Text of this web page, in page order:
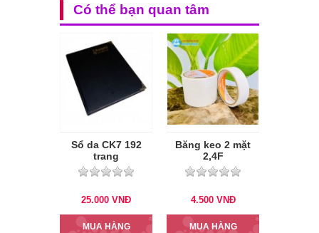
Có thể bạn quan tâm
Sổ da CK7 192
trang
25.000 VNĐ
MUA HÀNG
Băng keo 2 mặt
2,4F
4.500 VNĐ
MUA HÀNG